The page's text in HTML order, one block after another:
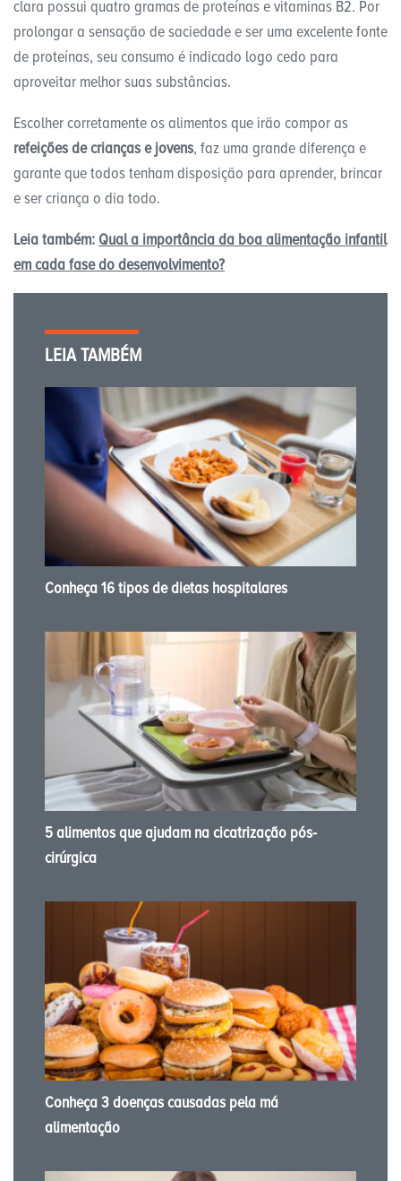
clara possui quatro gramas de proteínas e vitaminas B2. Por
prolongar a sensação de saciedade e ser uma excelente fonte
de proteínas, seu consumo é indicado logo cedo para
aproveitar melhor suas substâncias.
Escolher corretamente os alimentos que irão compor as
refeições de crianças e jovens, faz uma grande diferença e
garante que todos tenham disposição para aprender, brincar
e ser criança o dia todo.
Leia também: Qual a importância da boa alimentação infantil
em cada fase do desenvolvimento?
LEIA TAMBÉM
Conheça 16 tipos de dietas hospitalares
5 alimentos que ajudam na cicatrização pós-
cirúrgica
Conheça 3 doenças causadas pela má
alimentação